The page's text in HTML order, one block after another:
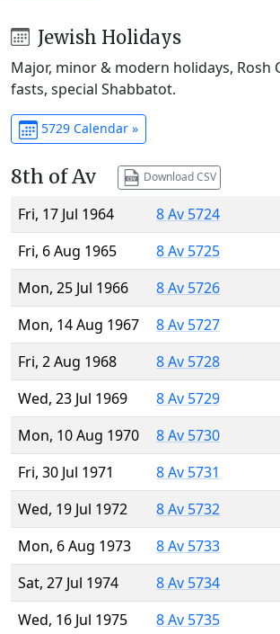
Jewish Holidays
Major, minor & modern holidays, Rosh
fasts, special Shabbatot.
5729 Calendar »
8th of Av Download CSV
Fri, 17 Jul 1964
8 Av 5724
Fri, 6 Aug 1965
8 Av 5725
Mon, 25 Jul 1966
8 Av 5726
Mon, 14 Aug 1967
8 Av 5727
Fri, 2 Aug 1968
8 Av 5728
Wed, 23 Jul 1969
8 Av 5729
Mon, 10 Aug 1970
8 Av 5730
Fri, 30 Jul 1971
8 Av 5731
Wed, 19 Jul 1972
8 Av 5732
Mon, 6 Aug 1973
8 Av 5733
Sat, 27 Jul 1974
8 Av 5734
Wed, 16 Jul 1975
8 Av 5735